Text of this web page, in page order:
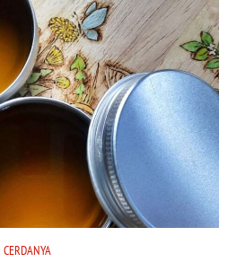
CERDANYA